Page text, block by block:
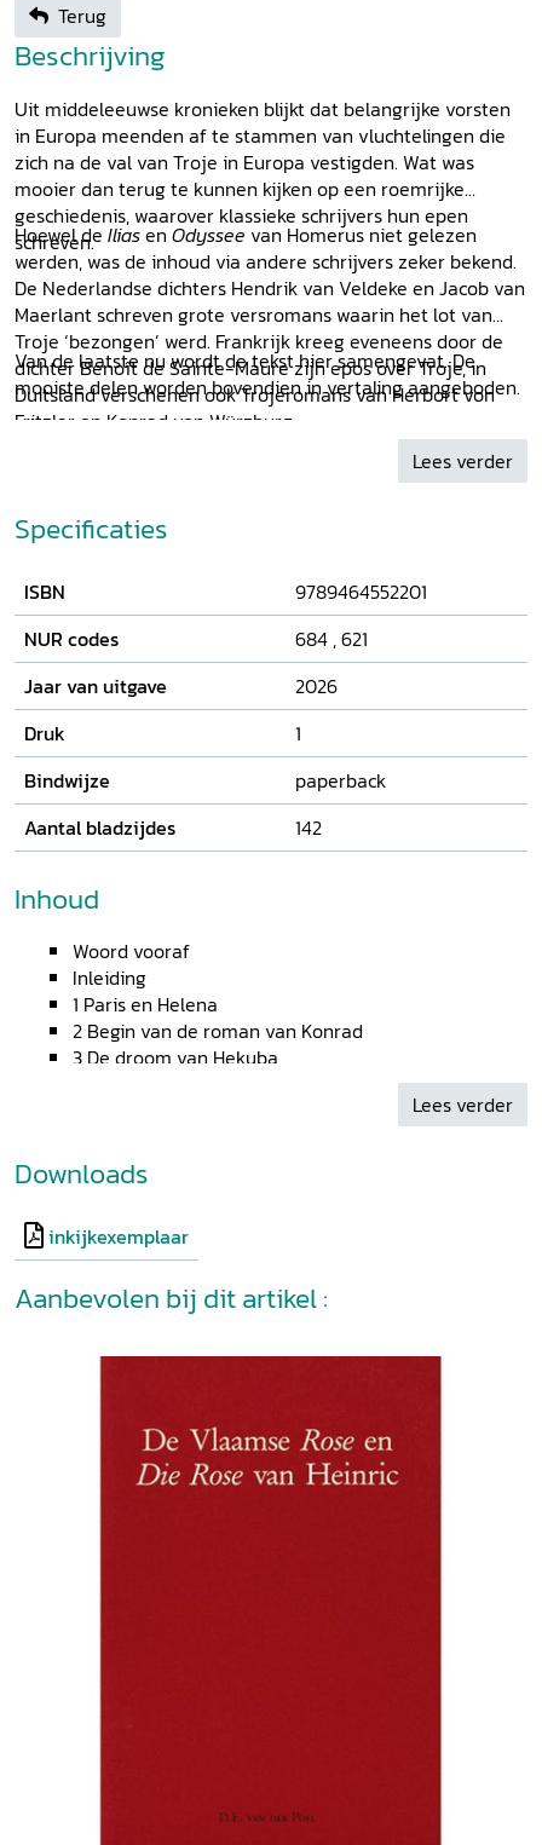
Terug
Beschrijving
Uit middeleeuwse kronieken blijkt dat belangrijke vorsten
in Europa meenden af te stammen van vluchtelingen die
zich na de val van Troje in Europa vestigden. Wat was
mooier dan terug te kunnen kijken op een roemrijke
geschiedenis, waarover klassieke schrijvers hun epen
schreven.
Hoewel de Iliasen Odyssee van Homerus niet gelezen
werden, was de inhoud via andere schrijvers zeker bekend.
De Nederlandse dichters Hendrik van Veldeke en Jacob van
Maerlant schreven grote versromans waarin het lot van
Troje ‘bezongen’ werd. Frankrijk kreeg eveneens door de
dichter Benoît de Sainte-Maure zijn epos over Troje, in
Duitsland verschenen ook Trojeromans van Herbort von
Fritzlar en Konrad von Würzburg.
Van de laatste nu wordt de tekst hier samengevat. De
mooiste delen worden bovendien in vertaling aangeboden.
Lees verder
Specificaties
ISBN
9789464552201
NUR codes
684 ,621
Jaar van uitgave
2026
Druk
1
Bindwijze
paperback
Aantal bladzijdes
142
Inhoud
Woord vooraf
Inleiding
1 Paris en Helena
2 Begin van de roman van Konrad
3 De droom van Hekuba
7 Jeugd van Achilles en de reis van Jason naar
Colchis
9 Venus komt haar belofte aan Paris na
11 Menelaos wil de roof van Helena wreken
13 Het verloop van de strijd
Biografie
Lijst van de afbeeldingen
Lees verder
Downloads
inkijkexemplaar
Aanbevolen bij dit artikel :